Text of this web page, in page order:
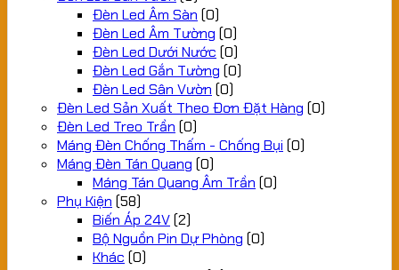
Đèn Led Âm Sàn (0)
Đèn Led Âm Tường (0)
Đèn Led Dưới Nước (0)
Đèn Led Gắn Tường (0)
Đèn Led Sân Vườn (0)
Đèn Led Sản Xuất Theo Đơn Đặt Hàng (0)
Đèn Led Treo Trần (0)
Máng Đèn Chống Thấm - Chống Bụi (0)
Máng Đèn Tán Quang (0)
Máng Tán Quang Âm Trần (0)
Phụ Kiện (58)
Biến Áp 24V(2)
Bộ Nguồn Pin Dự Phòng (0)
Khác (0)